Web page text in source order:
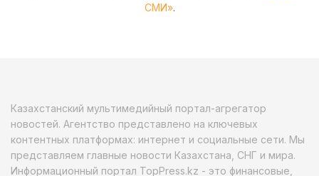
СМИ».
Казахстанский мультимедийный портал-агрегатор
новостей. Агентство представлено на ключевых
контентных платформах: интернет и социальные сети. Мы
представляем главные новости Казахстана, СНГ и мира.
Информационный портал TopPress.kz - это финансовые,